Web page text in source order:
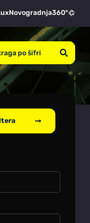
Novogradnja360°